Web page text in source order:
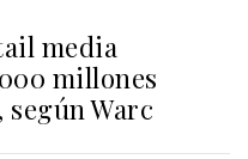
media
millones
según Warc